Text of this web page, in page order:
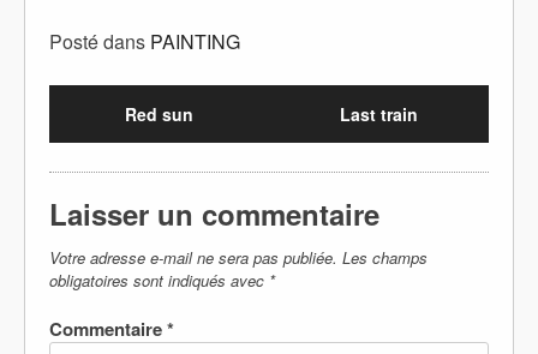
Posté dans PAINTING
Red sun Last train
Laisser un commentaire
Votre adresse e-mail ne sera pas publiée. Les champs
obligatoires sont indiqués avec *
Commentaire*